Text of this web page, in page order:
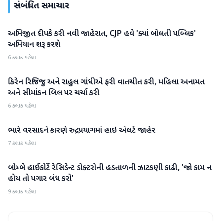
સંબંધિત સમાચાર
રાષ્ટ્રીય
અભિજીત દીપકે કરી નવી જાહેરાત, CJP હવે 'ક્યાં બોલતી પબ્લિક'
અભિયાન શરૂ કરશે
6 કલાક પહેલા
રાષ્ટ્રીય
કિરેન રિજિજુ અને રાહુલ ગાંધીએ ફરી વાતચીત કરી, મહિલા અનામત
અને સીમાંકન બિલ પર ચર્ચા કરી
6 કલાક પહેલા
રાષ્ટ્રીય
ભારે વરસાદને કારણે રુદ્રપ્રયાગમાં હાઇ એલર્ટ જાહેર
7 કલાક પહેલા
રાષ્ટ્રીય
બોમ્બે હાઈકોર્ટે રેસિડેન્ટ ડોક્ટરોની હડતાળની ઝાટકણી કાઢી, 'જો કામ ન
હોય તો પગાર બંધ કરો'
9 કલાક પહેલા